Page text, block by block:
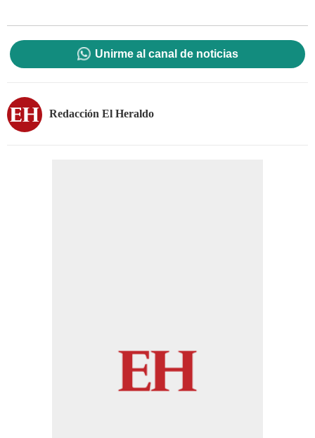
Unirme al canal de noticias
Redacción El Heraldo